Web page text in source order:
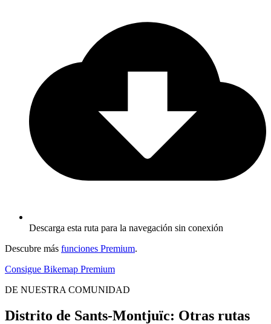
Descarga esta ruta para la navegación sin conexión
Descubre más funciones Premium.
Consigue Bikemap Premium
DE NUESTRA COMUNIDAD
Distrito de Sants-Montjuïc: Otras rutas